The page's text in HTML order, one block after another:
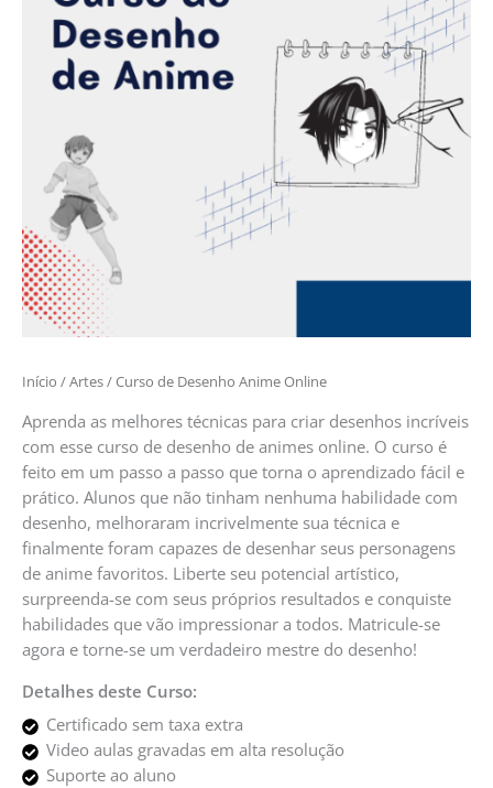
Início /Artes/ Curso de Desenho Anime Online
Aprenda as melhores técnicas para criar desenhos incríveis
com esse curso de desenho de animes online. O curso é
feito em um passo a passo que torna o aprendizado fácil e
prático. Alunos que não tinham nenhuma habilidade com
desenho, melhoraram incrivelmente sua técnica e
finalmente foram capazes de desenhar seus personagens
de anime favoritos. Liberte seu potencial artístico,
surpreenda-se com seus próprios resultados e conquiste
habilidades que vão impressionar a todos. Matricule-se
agora e torne-se um verdadeiro mestre do desenho!
Detalhes deste Curso:
Certificado sem taxa extra
Video aulas gravadas em alta resolução
Suporte ao aluno